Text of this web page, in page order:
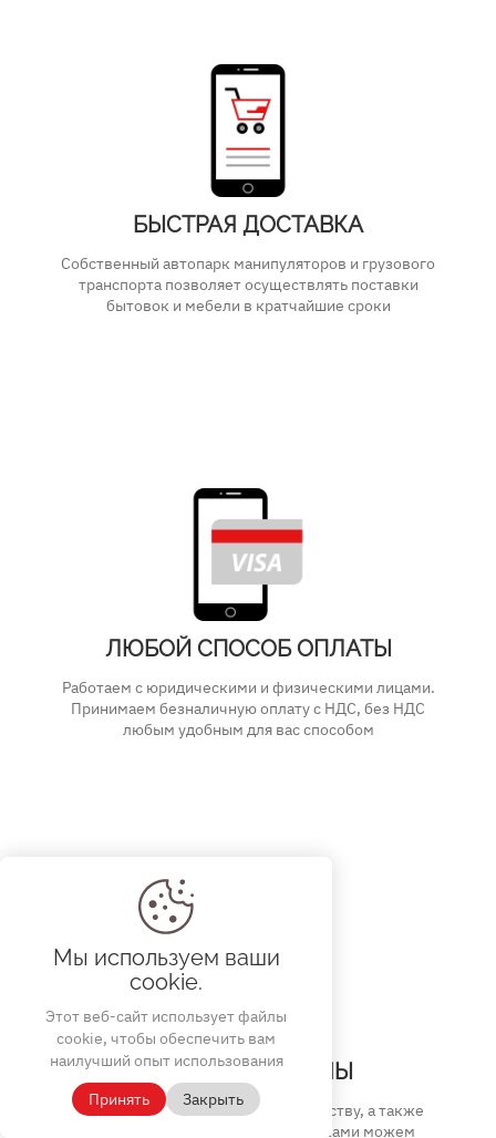
БЫСТРАЯ ДОСТАВКА
Собственный автопарк манипуляторов и грузового
транспорта позволяет осуществлять поставки
бытовок и мебели в кратчайшие сроки
ЛЮБОЙ СПОСОБ ОПЛАТЫ
Работаем с юридическими и физическими лицами.
Принимаем безналичную оплату с НДС, без НДС
любым удобным для вас способом
ДОСТУПНЫЕ ЦЕНЫ
Благодаря собственному производству, а также
сотрудничеству с другими фабриками можем
Мы используем ваши
cookie.
Этот веб-сайт использует файлы
cookie, чтобы обеспечить вам
наилучший опыт использования
Принять
Закрыть